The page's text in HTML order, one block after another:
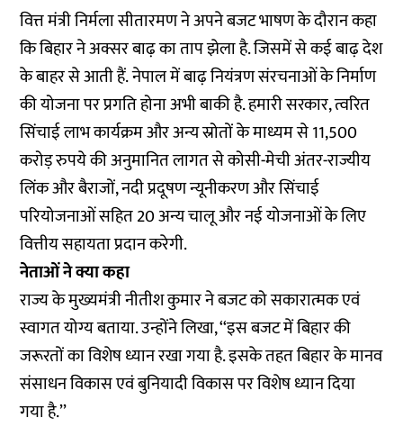
वित्त मंत्री निर्मला सीतारमण ने अपने बजट भाषण के दौरान कहा
कि बिहार ने अक्सर बाढ़ का ताप झेला है. जिसमें से कई बाढ़ देश
के बाहर से आती हैं. नेपाल में बाढ़ नियंत्रण संरचनाओं के निर्माण
की योजना पर प्रगति होना अभी बाकी है. हमारी सरकार, त्वरित
सिंचाई लाभ कार्यक्रम और अन्य स्रोतों के माध्यम से 11,500
करोड़ रुपये की अनुमानित लागत से कोसी-मेची अंतर-राज्यीय
लिंक और बैराजों, नदी प्रदूषण न्यूनीकरण और सिंचाई
परियोजनाओं सहित 20 अन्य चालू और नई योजनाओं के लिए
वित्तीय सहायता प्रदान करेगी.
नेताओं ने क्या कहा
राज्य के मुख्यमंत्री नीतीश कुमार ने बजट को सकारात्मक एवं
स्वागत योग्य बताया. उन्होंने लिखा, ‘‘इस बजट में बिहार की
जरूरतों का विशेष ध्यान रखा गया है. इसके तहत बिहार के मानव
संसाधन विकास एवं बुनियादी विकास पर विशेष ध्यान दिया
गया है.’’